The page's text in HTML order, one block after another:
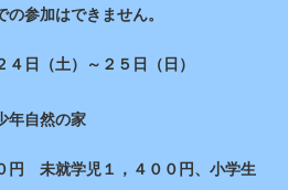
はできません。
日（土）～２５日（日）
年自然の家
円 未就学児１，４００円、小学生